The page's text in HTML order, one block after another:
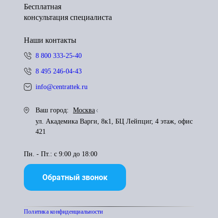
Бесплатная
консультация специалиста
Наши контакты
8 800 333-25-40
8 495 246-04-43
info@centrattek.ru
Ваш город:
Москва
ул. Академика Варги, 8к1, БЦ Лейпциг, 4 этаж, офис
421
Пн. - Пт.: с 9:00 до 18:00
Обратный звонок
Политика конфиденциальности